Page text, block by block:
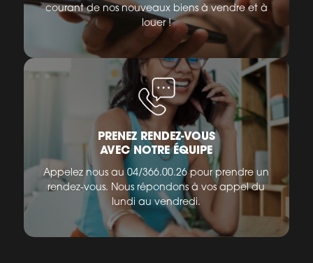
courant de nos nouveaux biens à vendre et à
louer !
PRENEZ RENDEZ-VOUS
AVEC NOTRE ÉQUIPE
Appelez nous au 04/366.00.26 pour prendre un
rendez-vous. Nous répondons à vos appel du
lundi au vendredi.